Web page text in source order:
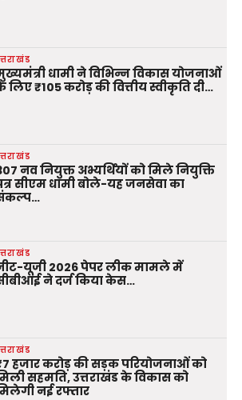
धामी ने विभिन्न विकास योजनाओं
लिए ₹105 करोड़ की वित्तीय स्वीकृति दी…
नव नियुक्त अभ्यर्थियों को मिले नियुक्ति
सीएम धामी बोले-यह जनसेवा का
यूजी 2026 पेपर लीक मामले में
ने दर्ज किया केस…
हजार करोड़ की सड़क परियोजनाओं को
सहमति, उत्तराखंड के विकास को
नई रफ्तार